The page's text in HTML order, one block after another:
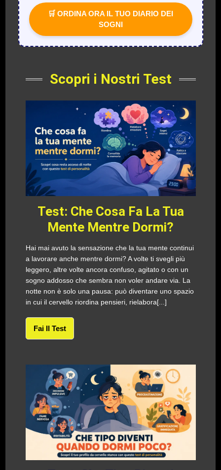
🛒 ORDINA ORA IL TUO DIARIO DEI
SOGNI
Scopri i Nostri Test
Test: Che Cosa Fa La Tua
Mente Mentre Dormi?
Hai mai avuto la sensazione che la tua mente continui
a lavorare anche mentre dormi? A volte ti svegli più
leggero, altre volte ancora confuso, agitato o con un
sogno addosso che sembra non voler andare via. La
notte non è solo una pausa: può diventare uno spazio
in cui il cervello riordina pensieri, rielabora[...]
Fai Il Test